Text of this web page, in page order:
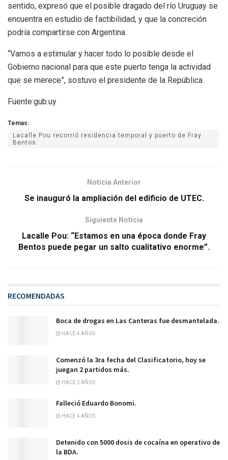
sentido, expresó que el posible dragado del río Uruguay se
encuentra en estudio de factibilidad, y que la concreción
podría compartirse con Argentina.
“Vamos a estimular y hacer todo lo posible desde el
Gobierno nacional para que este puerto tenga la actividad
que se merece”, sostuvo el presidente de la República.
Fuente:gub.uy
Temas:
Lacalle Pou recorrió residencia temporal y puerto de Fray
Bentos.
Noticia Anterior
Se inauguró la ampliación del edificio de UTEC.
Siguiente Noticia
Lacalle Pou: “Estamos en una época donde Fray
Bentos puede pegar un salto cualitativo enorme”.
RECOMENDADAS
Boca de drogas en Las Canteras fue desmantelada.
HACE 4 AÑOS
Comenzó la 3ra fecha del Clasificatorio, hoy se
juegan 2 partidos más.
HACE 2 AÑOS
Falleció Eduardo Bonomi.
HACE 4 AÑOS
Detenido con 5000 dosis de cocaína en operativo de
la BDA.